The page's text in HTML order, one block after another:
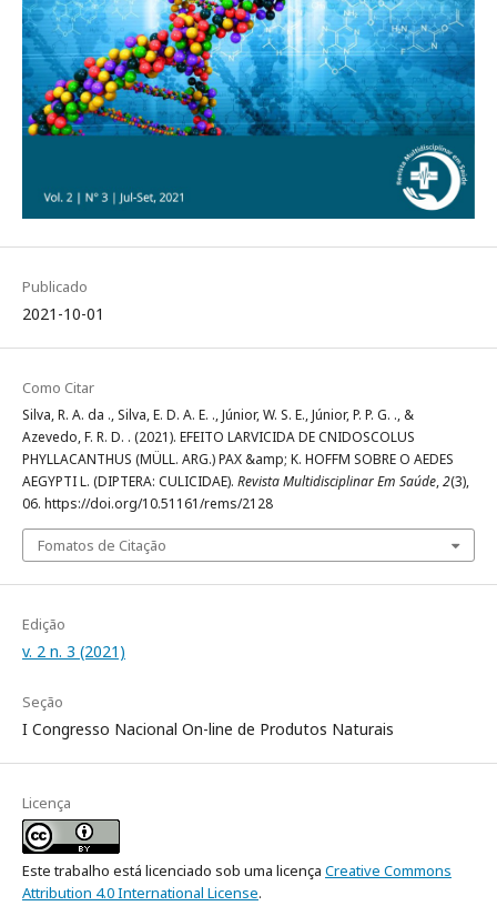
Publicado
2021-10-01
Como Citar
Silva, R. A. da ., Silva, E. D. A. E. ., Júnior, W. S. E., Júnior, P. P. G. ., &
Azevedo, F. R. D. . (2021). EFEITO LARVICIDA DE CNIDOSCOLUS
PHYLLACANTHUS (MÜLL. ARG.) PAX &amp; K. HOFFM SOBRE O AEDES
AEGYPTI L. (DIPTERA: CULICIDAE). Revista Multidisciplinar Em Saúde,2(3),
06. https://doi.org/10.51161/rems/2128
Fomatos de Citação
Edição
v. 2 n. 3 (2021)
Seção
I Congresso Nacional On-line de Produtos Naturais
Licença
Este trabalho está licenciado sob uma licença Creative Commons
Attribution 4.0 International License.